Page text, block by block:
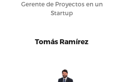
Gerente de Proyectos en un
Startup
Tomás Ramírez